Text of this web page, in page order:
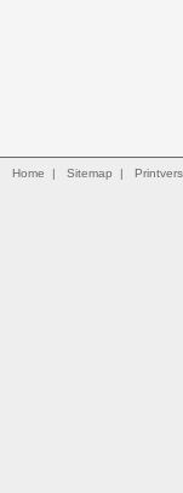
Home | Sitemap |